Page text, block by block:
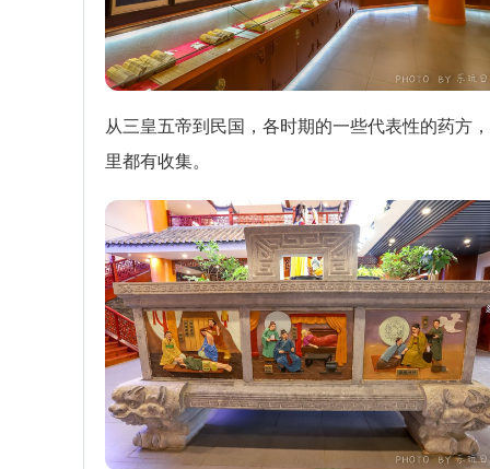
从三皇五帝到民国，各时期的一些代表性的药方
里都有收集。